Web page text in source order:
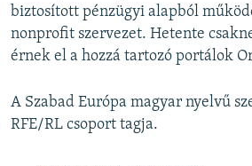
biztosított pénzügyi alapból
nonprofit szervezet. Hetente
érnek el a hozzá tartozó portálok
A Szabad Európa magyar nyelvű
RFE/RL csoport tagja.